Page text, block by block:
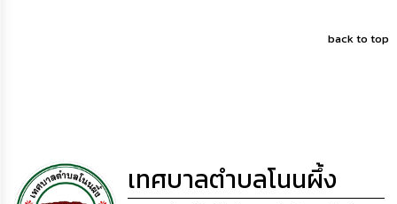
back to top
เทศบาลตำบลโนนผึ้ง